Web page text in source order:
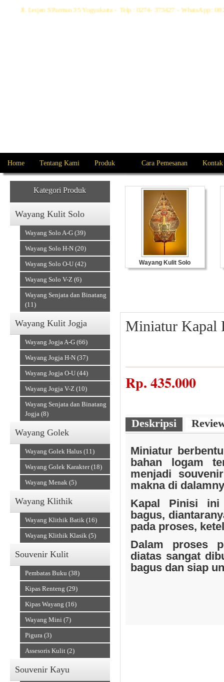
Jl. Letjen S Parman 35 Yogyakarta - Telp : 0274- 373427 - WhatsApp :
Home Tentang Kami Produk Cara Pemesanan
Kategori Produk
Wayang Kulit Solo
Wayang Solo A-G (39)
Wayang Solo H-N (20)
Wayang Solo O-U (42)
Wayang Solo V-Z (6)
Wayang Senjata dan Binatang
(11)
Wayang Kulit Jogja
Wayang Jogja A-G (66)
Wayang Jogja H-N (37)
Wayang Jogja O-U (44)
Wayang Jogja V-Z (10)
Wayang Senjata dan Binatang
Jogja (8)
Wayang Golek
Wayang Golek Halus (11)
Wayang Golek Karakter (18)
Wayang Menak (5)
Wayang Klithik
Wayang Klithik Batik (16)
Wayang Klithik Klasik (5)
Souvenir Kulit
Pembatas Buku (38)
Kipas Renteng (29)
Kipas Wayang (16)
Wayang Mini (7)
Pigura (3)
Assesoris Kulit (2)
Souvenir Kayu
Wayang Kulit Solo
Souvenir Kain
Miniatur Kapal
Rp.435.000
Deskripsi
Miniatur
bahan logam
menjadi
makna di
Kapal Pinisi
bagus,
pada proses,
Dalam proses
diatas sangat
bagus dan siap